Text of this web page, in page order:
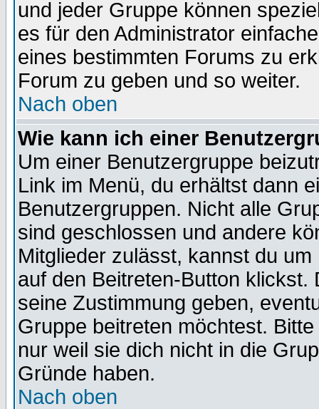
und jeder Gruppe können
es für den Administrator
eines bestimmten Forums zu
Forum zu geben und so weiter.
Nach oben
Wie kann ich einer
Um einer Benutzergruppe
Link im Menü, du erhältst dann
Benutzergruppen. Nicht alle
sind geschlossen und andere
Mitglieder zulässt, kannst du
auf den Beitreten-Button
seine Zustimmung geben,
Gruppe beitreten möchtest.
nur weil sie dich nicht in die
Gründe haben.
Nach oben